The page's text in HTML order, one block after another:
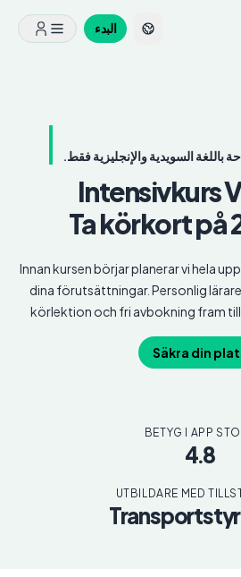
البدء
باللغة السويدية والإنجليزية فقط.
Intensivkurs
Ta körkort på
Innan kursen börjar planerar vi hela
dina förutsättningar. Personlig
körlektion och fri avbokning fram till
Säkra din
BETYG I APP
4.8
UTBILDARE MED